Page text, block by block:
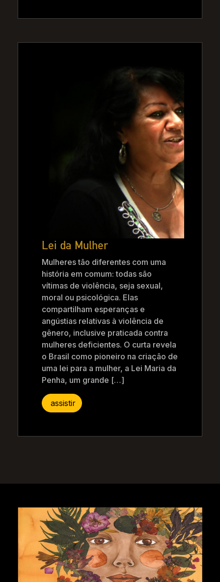
Lei da Mulher
Mulheres tão diferentes com uma
história em comum: todas são
vítimas de violência, seja sexual,
moral ou psicológica. Elas
compartilham esperanças e
angústias relativas à violência de
gênero, inclusive praticada contra
mulheres deficientes. O curta revela
o Brasil como pioneiro na criação de
uma lei para a mulher, a Lei Maria da
Penha, um grande […]
assistir